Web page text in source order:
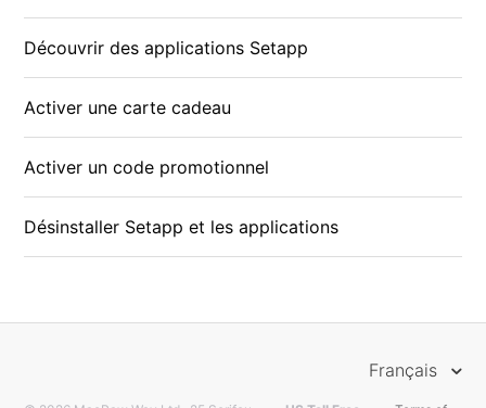
Découvrir des applications Setapp
Activer une carte cadeau
Activer un code promotionnel
Désinstaller Setapp et les applications
Français